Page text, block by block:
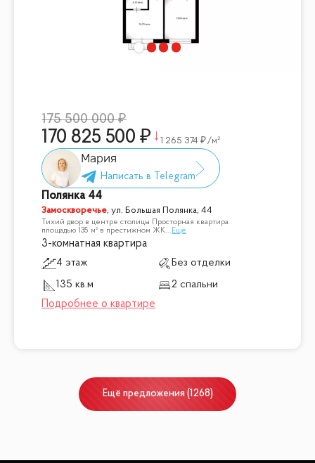
175 500 000
170 825 500 1 265 374 /м²
Мария
Полянка 44
Замоскворечье,ул. Большая Полянка, 44
Тихий двор в центре столицы Просторная квартира
площадью 135 м² в престижном ЖК... Ещё
3-комнатная квартира
4 этаж
Без отделки
135 кв.м
2 спальни
Ещё предложения (1268)